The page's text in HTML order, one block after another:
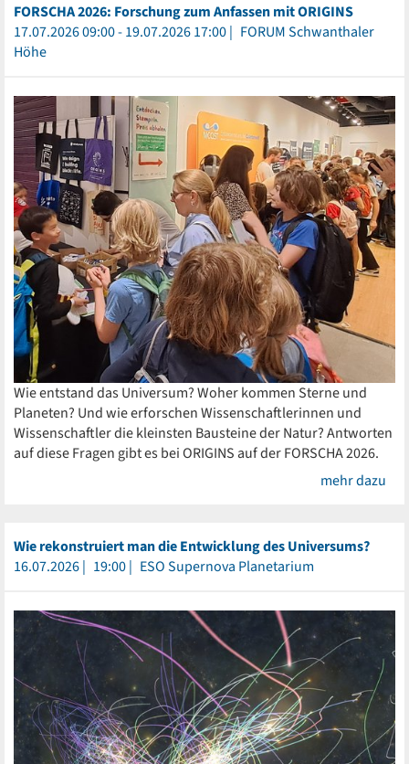
FORSCHA 2026: Forschung zum Anfassen mit ORIGINS
17.07.2026 09:00 - 19.07.2026 17:00
FORUM Schwanthaler
Höhe
Wie entstand das Universum? Woher kommen Sterne und
Planeten? Und wie erforschen Wissenschaftlerinnen und
Wissenschaftler die kleinsten Bausteine der Natur? Antworten
auf diese Fragen gibt es bei ORIGINS auf der FORSCHA 2026.
mehr dazu
Wie rekonstruiert man die Entwicklung des Universums?
16.07.2026
19:00 ESO Supernova Planetarium